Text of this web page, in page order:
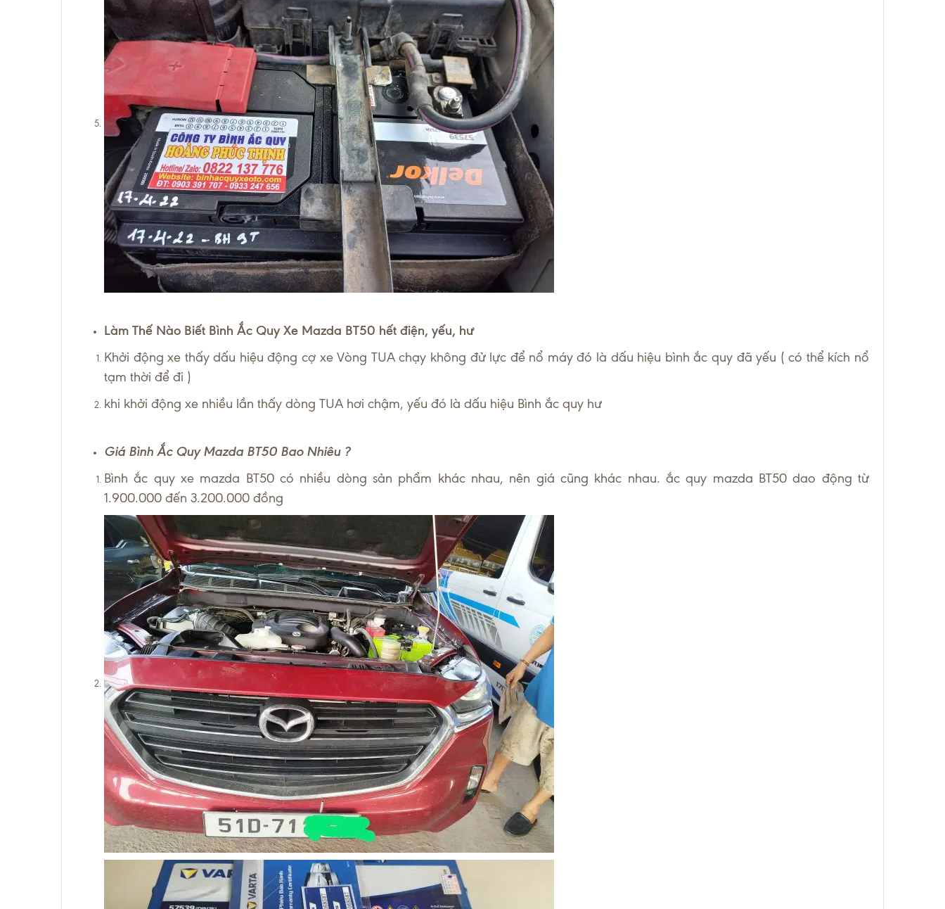
Làm Thế Nào Biết Bình Ắc Quy Xe Mazda BT50 hết điện, yếu, hư
Khởi động xe thấy dấu hiệu động cợ xe Vòng TUA chạy không đử lực để nổ máy đó là dấu hiệu bình ắc quy đã yếu ( có thể kích nổ
tạm thời để đi )
khi khởi động xe nhiều lần thấy dòng TUA hơi chậm, yếu đó là dấu hiệu Bình ắc quy hư
Giá Bình Ắc Quy Mazda BT50 Bao Nhiêu ?
Bình ắc quy xe mazda BT50 có nhiều dòng sản phẩm khác nhau, nên giá cũng khác nhau. ắc quy mazda BT50 dao động từ
1.900.000 đến 3.200.000 đồng